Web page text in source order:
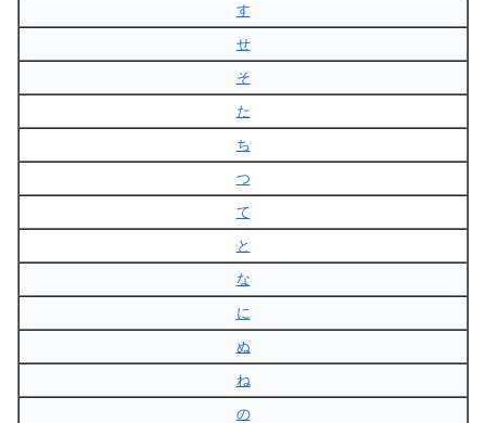
す
せ
そ
た
ち
つ
て
と
な
に
ぬ
ね
の